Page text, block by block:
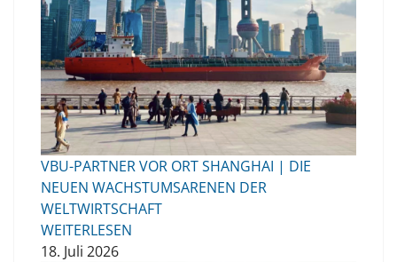
VBU-PARTNER VOR ORT SHANGHAI | DIE
NEUEN WACHSTUMSARENEN DER
WELTWIRTSCHAFT
WEITERLESEN
18. Juli 2026